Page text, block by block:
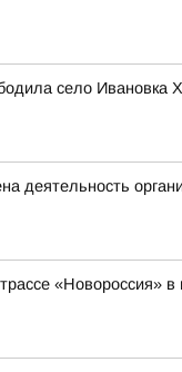
село Ивановка
деятельность
«Новороссия» в